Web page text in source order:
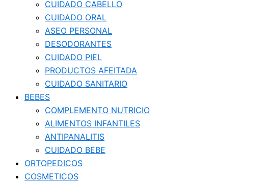
CUIDADO CABELLO
CUIDADO ORAL
ASEO PERSONAL
DESODORANTES
CUIDADO PIEL
PRODUCTOS AFEITADA
CUIDADO SANITARIO
BEBES
COMPLEMENTO NUTRICIO
ALIMENTOS INFANTILES
ANTIPANALITIS
CUIDADO BEBE
ORTOPEDICOS
COSMETICOS